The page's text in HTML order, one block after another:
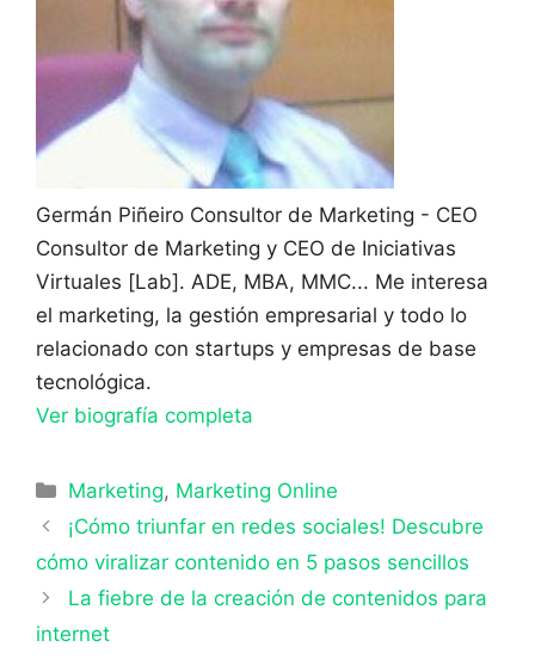
Germán Piñeiro Consultor de Marketing - CEO
Consultor de Marketing y CEO de Iniciativas
Virtuales [Lab]. ADE, MBA, MMC... Me interesa
el marketing, la gestión empresarial y todo lo
relacionado con startups y empresas de base
tecnológica.
Ver biografía completa
Categorías
Marketing, Marketing Online
¡Cómo triunfar en redes sociales! Descubre
cómo viralizar contenido en 5 pasos sencillos
La fiebre de la creación de contenidos para
internet